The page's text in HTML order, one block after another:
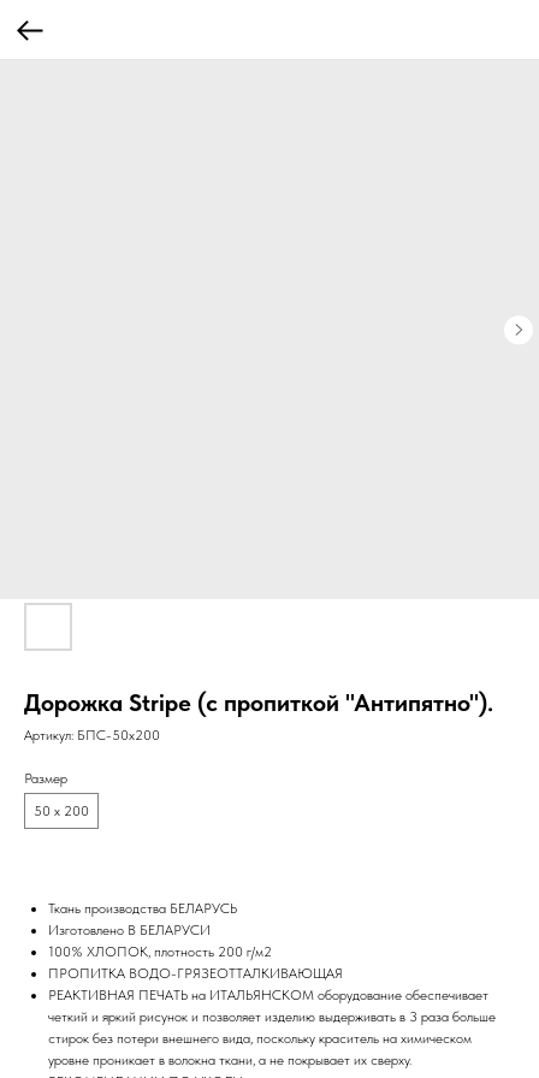
Дорожка Stripe (с пропиткой "Антипятно").
Артикул: БПС-50х200
Размер
50 х 200
Ткань производства БЕЛАРУСЬ
Изготовлено В БЕЛАРУСИ
100% ХЛОПОК, плотность 200 г/м2
ПРОПИТКА ВОДО-ГРЯЗЕОТТАЛКИВАЮЩАЯ
РЕАКТИВНАЯ ПЕЧАТЬ на ИТАЛЬЯНСКОМ оборудование обеспечивает
четкий и яркий рисунок и позволяет изделию выдерживать в 3 раза больше
стирок без потери внешнего вида, поскольку краситель на химическом
уровне проникает в волокна ткани, а не покрывает их сверху.